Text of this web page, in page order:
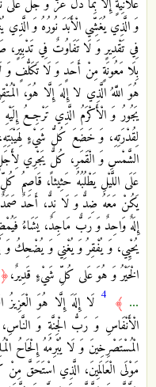
عَلَانِيَةٍ إِلَّا بِمَا دَلَّ عَزَّ وَ جَلَّ عَلَى
وَ الَّذِي يُغَشِّي الْأَبَدَ نُورُهُ وَ
فِي تَقْدِيرٍ وَ لَا تَفَاوُتٌ فِي
بِلَا مَعُونَةٍ مِنْ أَحَدٍ وَ لَا تَكَلُّفٍ وَ
هُوَ اللَّهُ الَّذِي لا إِلهَ إِلَّا هُوَ،
يَجُورُ وَ الْأَكْرَمُ الَّذِي تَرْجِعُ
لِقُدْرَتِهِ، وَ خَضَعَ كُلُّ شَيْ‏ءٍ
الشَّمْسِ وَ الْقَمَرِ، كُلٌّ يَجْرِي لِأَجَلٍ
عَلَى اللَّيْلِ‏ يَطْلُبُهُ حَثِيثاً،
يَكُنْ مَعَهُ ضِدٌّ وَ لَا نِدٌّ، أَحَدٌ صَمَدٌ
إِلَهٌ وَاحِدٌ وَ رَبٌّ مَاجِدٌ، يَشَاءُ
يُحْيِي، وَ يُفْقِرُ وَ يُغْنِي وَ يُضْحِكُ وَ
الْخَيْرُ وَ هُوَ عَلى‏ كُلِّ شَيْ‏ءٍ قَدِيرٌ،﴿
... ﴾ 4لَا إِلَهَ إِلَّا هُوَ الْعَزِيزُ
الْأَنْفَاسِ وَ رَبُّ الْجِنَّةِ وَ
الْمُسْتَصْرِخِينَ وَ لَا يُبْرِمُهُ إِلْحَاحُ
مَوْلَى الْعَالَمِينَ، الَّذِي اسْتَحَقَّ